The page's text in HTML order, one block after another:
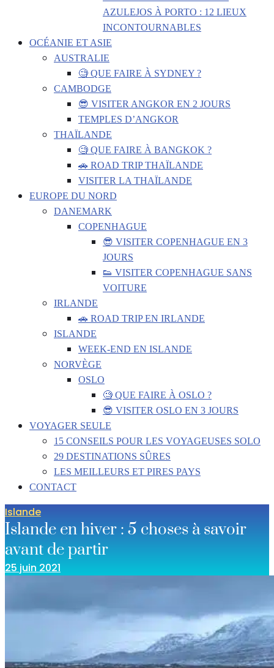
AZULEJOS À PORTO : 12 LIEUX
INCONTOURNABLES
OCÉANIE ET ASIE
AUSTRALIE
🧐 QUE FAIRE À SYDNEY ?
CAMBODGE
😎 VISITER ANGKOR EN 2 JOURS
TEMPLES D’ANGKOR
THAÏLANDE
🧐 QUE FAIRE À BANGKOK ?
🚗 ROAD TRIP THAÏLANDE
VISITER LA THAÏLANDE
EUROPE DU NORD
DANEMARK
COPENHAGUE
😎 VISITER COPENHAGUE EN 3
JOURS
👟 VISITER COPENHAGUE SANS
VOITURE
IRLANDE
🚗 ROAD TRIP EN IRLANDE
ISLANDE
WEEK-END EN ISLANDE
NORVÈGE
OSLO
🧐 QUE FAIRE À OSLO ?
😎 VISITER OSLO EN 3 JOURS
VOYAGER SEULE
15 CONSEILS POUR LES VOYAGEUSES SOLO
29 DESTINATIONS SÛRES
LES MEILLEURS ET PIRES PAYS
CONTACT
Islande
Islande en hiver : 5 choses à savoir
avant de partir
25 juin 2021